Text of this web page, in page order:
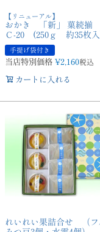
【リニューアル】
おかき 「新」 菓続揃
Ｃ-20 (250ｇ 約35枚
手提げ袋付き
当店特別価格 ¥2,160税込
カートに入れる
れいれい果詰合せ （フ